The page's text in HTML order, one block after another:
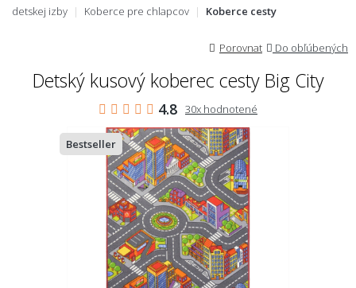
detskej izby
Koberce pre chlapcov Koberce cesty
Porovnat Do obľúbených
Detský kusový koberec cesty Big City
4.8 30x hodnotené
Bestseller